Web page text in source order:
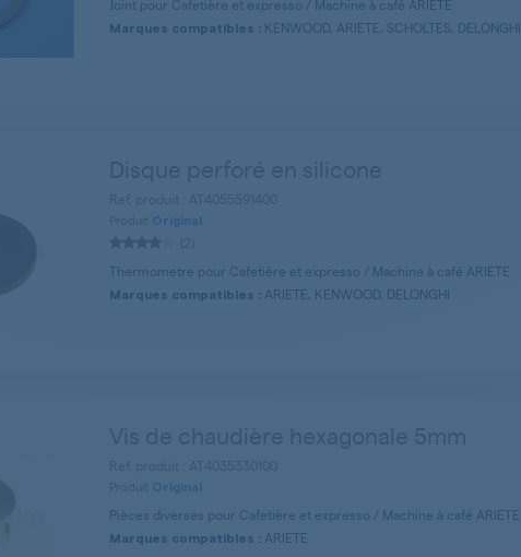
Joint pour Cafetière et expresso / Machine à café ARIETE
Marques compatibles : KENWOOD, ARIETE, SCHOLTES, DELONGHI
Original
Thermometre pour Cafetière et expresso / Machine à café ARIETE
Marques compatibles : ARIETE, KENWOOD, DELONGHI
Original
Pièces diverses pour Cafetière et expresso / Machine à café ARIETE
Marques compatibles : ARIETE